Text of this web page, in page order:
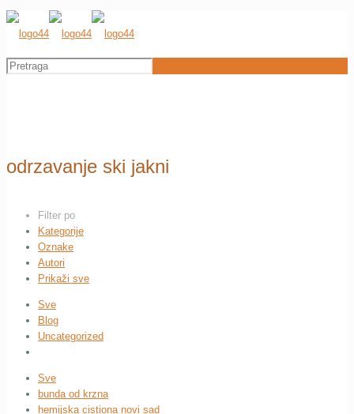
odrzavanje ski jakni
Filter po
Kategorije
Oznake
Autori
Prikaži sve
Sve
Blog
Uncategorized
Sve
bunda od krzna
hemijska cistiona novi sad